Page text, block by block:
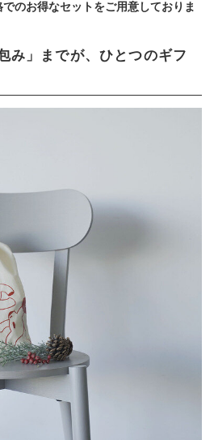
のお得なセットをご用意しておりま
み」までが、ひとつのギフ